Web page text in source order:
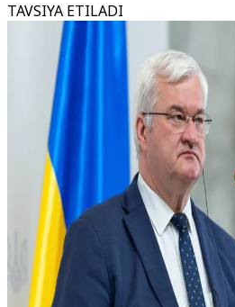
TAVSIYA ETILADI